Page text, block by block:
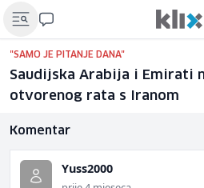
"SAMO JE PITANJE DANA"
Saudijska Arabija i Emirati
otvorenog rata s Iranom
Komentar
Yuss2000